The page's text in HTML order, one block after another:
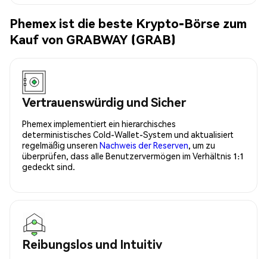
Phemex ist die beste Krypto-Börse zum
Kauf von GRABWAY (GRAB)
Vertrauenswürdig und Sicher
Phemex implementiert ein hierarchisches
deterministisches Cold-Wallet-System und aktualisiert
regelmäßig unseren Nachweis der Reserven, um zu
überprüfen, dass alle Benutzervermögen im Verhältnis 1:1
gedeckt sind.
Reibungslos und Intuitiv